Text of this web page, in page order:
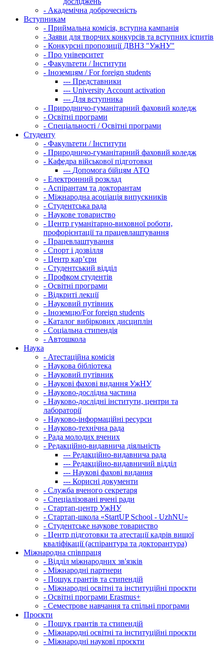
- Академічна доброчесність
Вступникам
- Приймальна комісія, вступна кампанія
- Заяви для творчих конкурсів та вступних іспитів
- Конкурсні пропозиції ДВНЗ "УжНУ"
- Про університет
- Факультети / Інститути
- Іноземцям / For foreign students
--- Представники
--- University Account activation
--- Для вступника
- Природничо-гуманітарний фаховий коледж
- Освітні програми
- Спеціальності / Освітні програми
Студенту
- Факультети / Інститути
- Природничо-гуманітарний фаховий коледж
- Кафедра військової підготовки
--- Допомога бійцям АТО
- Електронний розклад
- Аспірантам та докторантам
- Міжнародна асоціація випускників
- Студентська рада
- Наукове товариство
- Центр гуманітарно-виховної роботи,
профорієнтації та працевлаштування
- Працевлаштування
- Спорт і дозвілля
- Центр кар’єри
- Студентський відділ
- Профком студентів
- Освітні програми
- Відкриті лекції
- Науковий путівник
- Іноземцю/For foreign students
- Каталог вибіркових дисциплін
- Соціальна стипендія
- Автошкола
Наука
- Атестаційна комісія
- Наукова бібліотека
- Науковий путівник
- Наукові фахові видання УжНУ
- Науково-дослідна частина
- Науково-дослідні інститути, центри та
лабораторії
- Науково-інформаційні ресурси
- Науково-технічна рада
- Рада молодих вчених
- Редакційно-видавнича діяльність
--- Редакційно-видавнича рада
--- Редакційно-видавничий відділ
--- Наукові фахові видання
--- Корисні документи
- Служба вченого секретаря
- Спеціалізовані вчені ради
- Стартап-центр УжНУ
- Стартап-школа «StartUP School - UzhNU»
- Студентське наукове товариство
- Центр підготовки та атестації кадрів вищої
кваліфікації (аспірантура та докторантура)
Міжнародна співпраця
- Відділ міжнародних зв'язків
- Міжнародні партнери
- Пошук грантів та стипендій
- Міжнародні освітні та інституційні проєкти
- Освітні програми Erasmus+
- Семестрове навчання та спільні програми
Проєкти
- Пошук грантів та стипендій
- Міжнародні освітні та інституційні проєкти
- Міжнародні наукові проєкти